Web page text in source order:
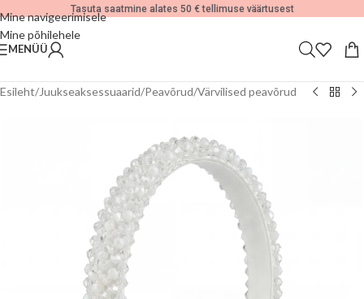
Mine navigeerimisele
Mine põhilehele
Tasuta saatmine alates 50 € tellimuse väärtusest
MENÜÜ
Esileht/Juukseaksessuaarid/Peavõrud/Värvilised peavõrud